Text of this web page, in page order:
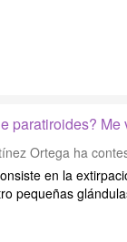
paratiroides?
Ortega ha
en la
pequeñas